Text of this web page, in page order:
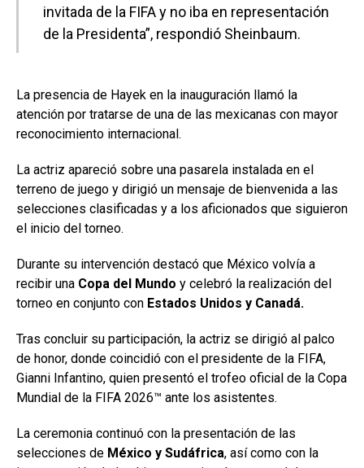
invitada de la FIFA y no iba en representación
de la Presidenta”, respondió Sheinbaum.
La presencia de Hayek en la inauguración llamó la
atención por tratarse de una de las mexicanas con mayor
reconocimiento internacional.
La actriz apareció sobre una pasarela instalada en el
terreno de juego y dirigió un mensaje de bienvenida a las
selecciones clasificadas y a los aficionados que siguieron
el inicio del torneo.
Durante su intervención destacó que México volvía a
recibir una Copa del Mundo y celebró la realización del
torneo en conjunto con Estados Unidos y Canadá.
Tras concluir su participación, la actriz se dirigió al palco
de honor, donde coincidió con el presidente de la FIFA,
Gianni Infantino, quien presentó el trofeo oficial de la Copa
Mundial de la FIFA 2026™ ante los asistentes.
La ceremonia continuó con la presentación de las
selecciones de México y Sudáfrica, así como con la